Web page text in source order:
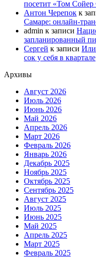
посетит «Том
Антон Черепок к
Самаре: онлайн-
admin к записи
запланированный
Сергей к записи Или
сок у себя в квартале
Архивы
Август 2026
Июль 2026
Июнь 2026
Май 2026
Апрель 2026
Март 2026
Февраль 2026
Январь 2026
Декабрь 2025
Ноябрь 2025
Октябрь 2025
Сентябрь 2025
Август 2025
Июль 2025
Июнь 2025
Май 2025
Апрель 2025
Март 2025
Февраль 2025